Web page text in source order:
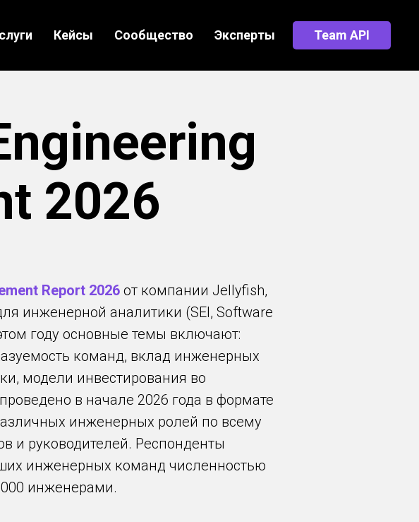
Кейсы Сообщество Эксперты Team API
2026
Report 2026 от компании Jellyfish,
инженерной аналитики (SEI, Software
году основные темы включают:
команд, вклад инженерных
модели инвестирования во
в начале 2026 года в формате
инженерных ролей по всему
и руководителей. Респонденты
инженерных команд численностью
инженерами.